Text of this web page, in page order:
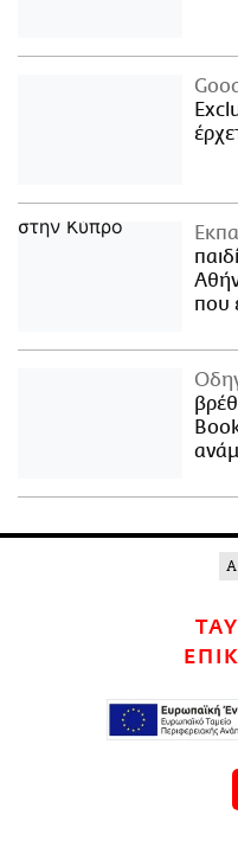
που